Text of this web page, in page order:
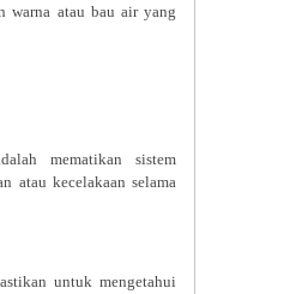
warna atau bau air yang
mematikan sistem
atau kecelakaan selama
untuk mengetahui